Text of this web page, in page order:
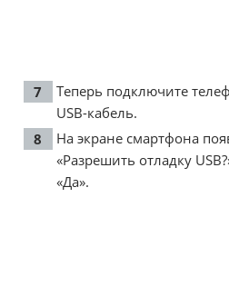
Теперь подключите
USB-кабель.
На экране смартфона
«Разрешить отладку
«Да».